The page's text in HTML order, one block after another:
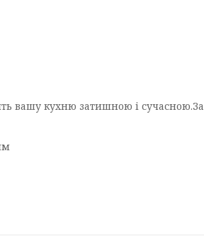
вашу кухню затишною і